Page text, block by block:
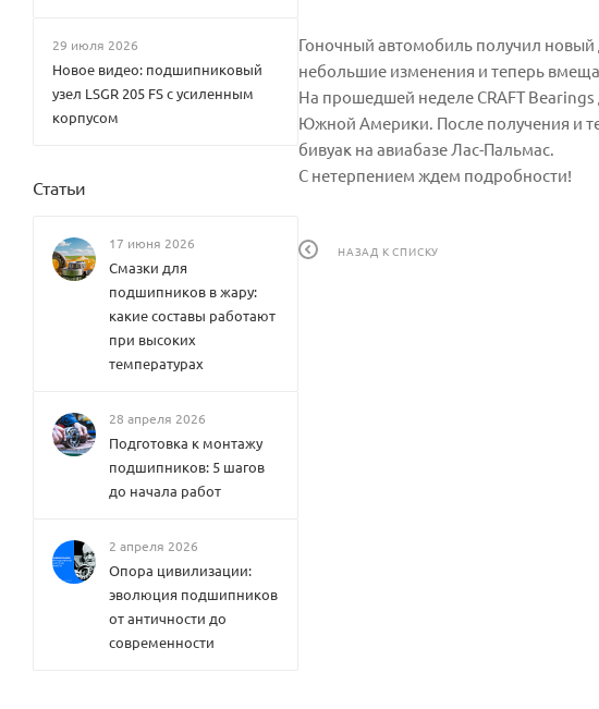
Гоночный автомобиль получил новый
небольшие изменения и теперь
На прошедшей неделе CRAFT Bearings
Южной Америки. После получения и
бивуак на авиабазе Лас-Пальмас.
С нетерпением ждем подробности!
НАЗАД К СПИСКУ
29 июля 2026
Новое видео: подшипниковый
узел LSGR 205 FS с усиленным
корпусом
Статьи
17 июня 2026
Смазки для
подшипников в жару:
какие составы работают
при высоких
температурах
28 апреля 2026
Подготовка к монтажу
подшипников: 5 шагов
до начала работ
2 апреля 2026
Опора цивилизации:
эволюция подшипников
от античности до
современности